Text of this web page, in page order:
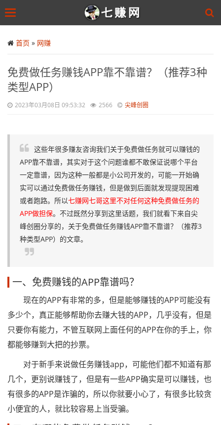
to
main
Toggle
首页 » 网赚
免费做任务赚钱APP靠不靠谱？（推荐3种
类型APP）
2023年03月08日 09:53:32 2566 尖峰创圈
这些年很多赚友咨询我们关于免费做任务就可以赚钱的
APP靠不靠谱，其实对于这个问题谁都不敢保证说哪个平台
一定靠谱，因为这种一般都是小公司开发的，可能一开始确
实可以通过免费做任务赚钱，但是做到后面就发现提现困难
或者跑路。所以七赚网七哥这里不对任何这种免费做任务的
APP做担保。不过既然分享到这里话题，我们就看下来自尖
峰创圈分享的，关于免费做任务赚钱APP靠不靠谱？（推荐3
种类型APP）的文章。
一、免费赚钱的APP靠谱吗？
现在的APP有非常的多，但是能够赚钱的APP可能没有
多少个，真正能够帮助你去赚大钱的APP，几乎没有，但是
只要你有能力，不管互联网上面任何的APP在你的手上，你
都能够赚到大把的抄票。
对于新手来说做任务赚钱app，可能他们都不知道有那
几个，更别说赚钱了，但是有一些APP确实是可以赚钱，也
有很多的APP是诈骗的，所以你就要小心了，有很多比较贪
小便宜的人，就比较容易上当受骗。